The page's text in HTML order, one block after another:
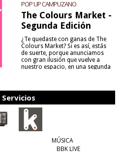
POP UP CAMPUZANO
The Colours Market -
Segunda Edición
¿Te quedaste con ganas de The
Colours Market? Si es así, estás
de suerte, porque anunciamos
con gran ilusión que vuelve a
nuestro espacio, en una segunda
Servicios
MÚSICA
BBK LIVE